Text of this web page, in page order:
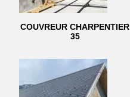
COUVREUR CHARPENTIER
35